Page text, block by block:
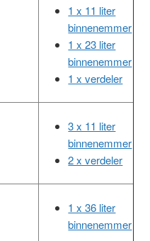
1 x 11 liter
binnenemmer
1 x 23 liter
binnenemmer
1 x verdeler
3 x 11 liter
binnenemmer
2 x verdeler
1 x 36 liter
binnenemmer